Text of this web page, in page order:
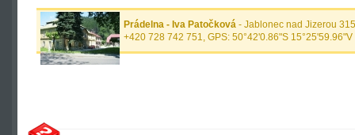
Prádelna - Iva Patočková - Jablonec nad Jizerou
+420 728 742 751, GPS: 50°42'0.86"S 15°25'59.96"V